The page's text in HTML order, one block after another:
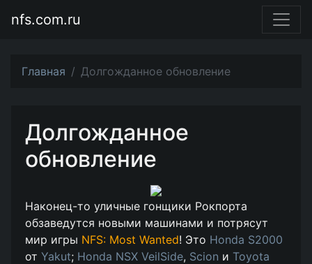
nfs.com.ru
Главная Долгожданное обновление
Долгожданное
обновление
Наконец-то уличные гонщики Рокпорта
обзаведутся новыми машинами и потрясут
мир игры NFS: Most Wanted! Это Honda S2000
от Yakut; Honda NSX VeilSide, Scion и Toyota